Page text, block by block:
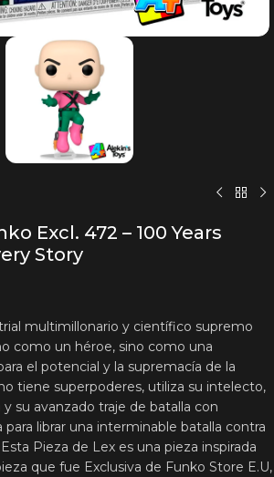
Excl. 472 – 100 Years
Story
multimillonario y científico supremo
como un héroe, sino como una
el potencial y la supremacía de la
tiene superpoderes, utiliza su intelecto,
su avanzado traje de batalla con
librar una interminable batalla contra
Pieza de Lex es una pieza inspirada
que fue Exclusiva de Funko Store E.U,